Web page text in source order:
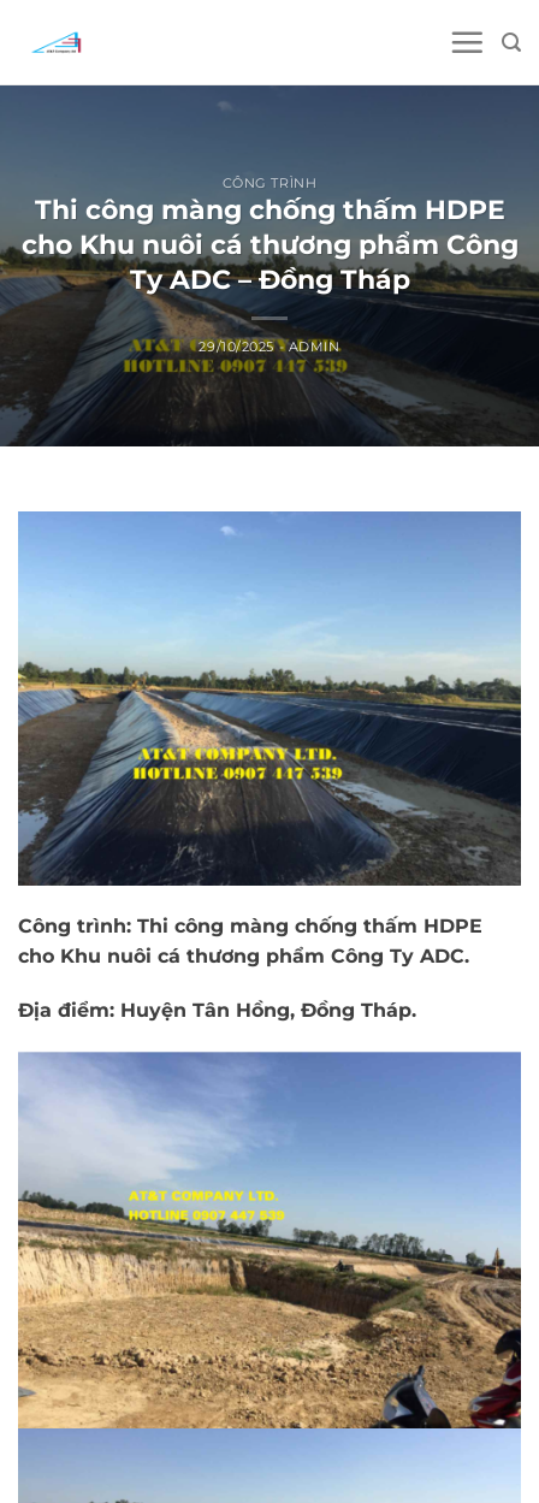
CÔNG TRÌNH
Thi công màng chống thấm HDPE
cho Khu nuôi cá thương phẩm Công
Ty ADC – Đồng Tháp
29/10/2025-ADMIN
Công trình: Thi công màng chống thấm HDPE
cho Khu nuôi cá thương phẩm Công Ty ADC.
Địa điểm: Huyện Tân Hồng, Đồng Tháp.